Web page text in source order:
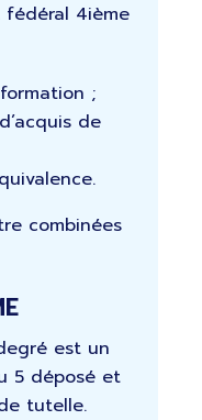
4ième
;
de
combinées
est un
5 déposé et
tutelle.